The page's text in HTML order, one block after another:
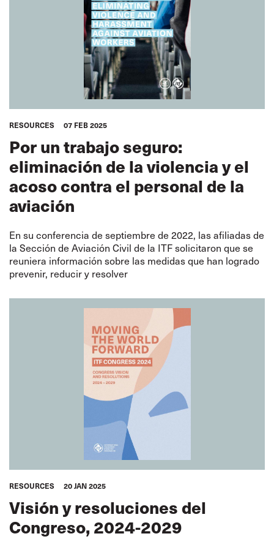
RESOURCES 07 FEB 2025
Por un trabajo seguro:
eliminación de la violencia y el
acoso contra el personal de la
aviación
En su conferencia de septiembre de 2022, las afiliadas de
la Sección de Aviación Civil de la ITF solicitaron que se
reuniera información sobre las medidas que han logrado
prevenir, reducir y resolver
RESOURCES 20 JAN 2025
Visión y resoluciones del
Congreso, 2024-2029